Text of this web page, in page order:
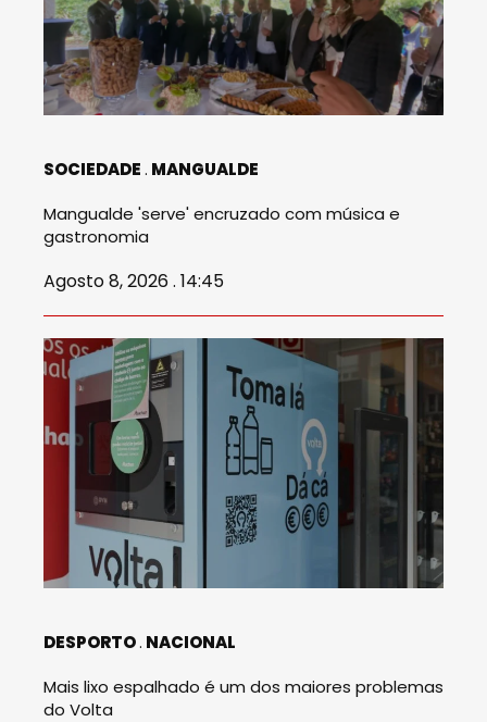
SOCIEDADE MANGUALDE
Mangualde 'serve' encruzado com música e
gastronomia
Agosto 8, 2026 . 14:45
DESPORTO NACIONAL
Mais lixo espalhado é um dos maiores problemas
do Volta